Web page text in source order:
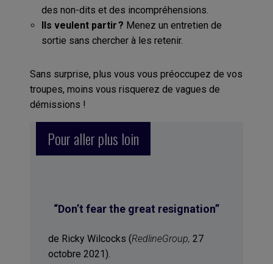
des non-dits et des incompréhensions.
Ils veulent partir ? Menez un entretien de
sortie sans chercher à les retenir.
Sans surprise, plus vous vous préoccupez de vos
troupes, moins vous risquerez de vagues de
démissions !
Pour aller plus loin
“Don’t fear the great resignation”
de Ricky Wilcocks (RedlineGroup, 27
octobre 2021).